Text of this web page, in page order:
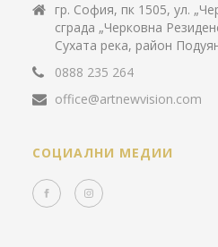
гр. София, пк 1505, ул.
сграда „Черковна
Сухата река, район
0888 235 264
office@artnewvision.com
СОЦИАЛНИ МЕДИИ